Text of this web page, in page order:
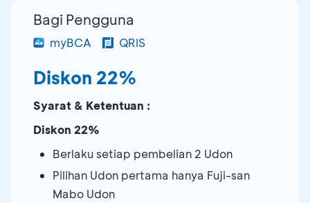
Bagi Pengguna
myBCA QRIS
Diskon 22%
Syarat & Ketentuan :
Diskon 22%
Berlaku setiap pembelian 2 Udon
Pilihan Udon pertama hanya Fuji-san
Mabo Udon